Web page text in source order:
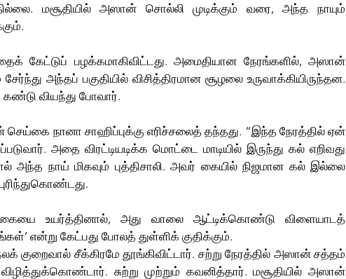
மசூதியில் அஸான் சொல்லி முடிக்கும் வரை, அந்த நாயும்
கேட்டுப் பழக்கமாகிவிட்டது. அமைதியான நேரங்களில், அஸான்
அந்தப் பகுதியில் விசித்திரமான சூழலை உருவாக்கியிருந்தன.
வியந்து போவார்.
நானா சாஹிப்புக்கு எரிச்சலைத் தந்தது. “இந்த நேரத்தில் ஏன்
அதை விரட்டியடிக்க மொட்டை மாடியில் இருந்து கல் எறிவது
நாய் மிகவும் புத்திசாலி. அவர் கையில் நிஜமான கல் இல்லை
உயர்த்தினால், அது வாலை ஆட்டிக்கொண்டு விளையாடத்
என்று கேட்பது போலத் துள்ளிக் குதிக்கும்.
குறைவால் சீக்கிரமே தூங்கிவிட்டார். சற்று நேரத்தில் அஸான் சத்தம்
க்கொண்டார். சுற்று முற்றும் கவனித்தார். மசூதியில் அஸான்